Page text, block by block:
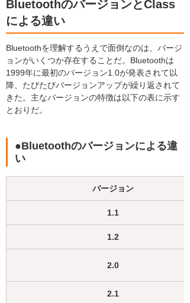
BluetoothのバージョンとClass
による違い
Bluetoothを理解するうえで面倒なのは、バージ
ョンがいくつか存在することだ。Bluetoothは
1999年に最初のバージョン1.0が発表されて以
降、たびたびバージョンアップが繰り返されて
きた。主なバージョンの特徴は以下の表に示す
とおりだ。
●Bluetoothのバージョンによる違
い
バージョン
1.1
1.2
2.0
2.1